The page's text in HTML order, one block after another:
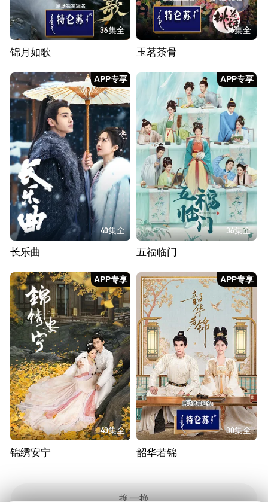
36集全
锦月如歌
36集全
玉茗茶骨
APP专享
40集全
长乐曲
APP专享
36集全
五福临门
APP专享
40集全
锦绣安宁
APP专享
30集全
韶华若锦
换一换